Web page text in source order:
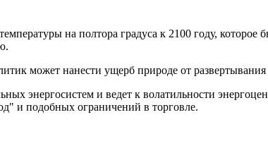
на полтора градуса к 2100 году,
может нанести ущерб природе от
энергосистем и ведет к волатильности
и подобных ограничений в торговле.